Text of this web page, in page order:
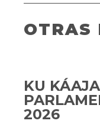
OTRAS
KU
2026